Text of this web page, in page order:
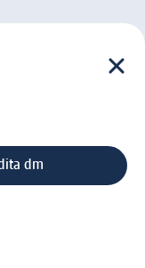
dm